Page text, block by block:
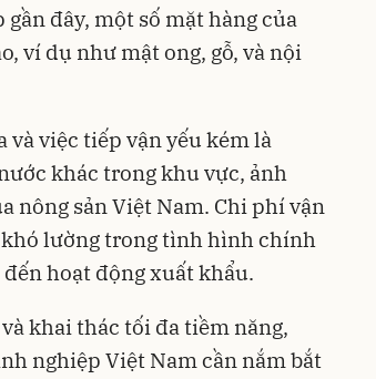
đây, một số mặt hàng của
ví dụ như mật ong, gỗ, và nội
và việc tiếp vận yếu kém là
khác trong khu vực, ảnh
nông sản Việt Nam. Chi phí vận
lường trong tình hình chính
hoạt động xuất khẩu.
khai thác tối đa tiềm năng,
nghiệp Việt Nam cần nắm bắt